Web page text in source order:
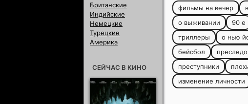
фильмы на вечер
о выживании
90 е
триллеры
о нью
бейсбол
преступники
изменение личности
Британские
Индийские
Немецкие
Турецкие
Америка
СЕЙЧАС В КИНО